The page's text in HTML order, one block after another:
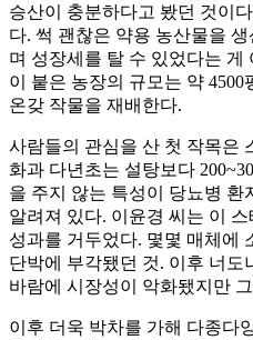
승산이 충분하다고 봤던 것이
다. 썩 괜찮은 약용 농산물을
며 성장세를 탈 수 있었다는 게
이 붙은 농장의 규모는 약 4500
온갖 작물을 재배한다.
사람들의 관심을 산 첫 작목은
화과 다년초는 설탕보다
을 주지 않는 특성이 당뇨병 환
알려져 있다. 이윤경 씨는 이
성과를 거두었다. 몇몇 매체에
단박에 부각됐던 것. 이후 너
바람에 시장성이 악화됐지만
이후 더욱 박차를 가해 다종다